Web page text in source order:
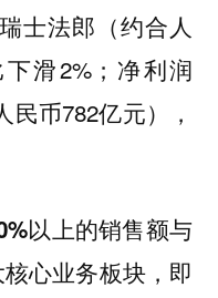
士法郎（约合人
滑2%；净利润
币782亿元），
以上的销售额与
心业务板块，即